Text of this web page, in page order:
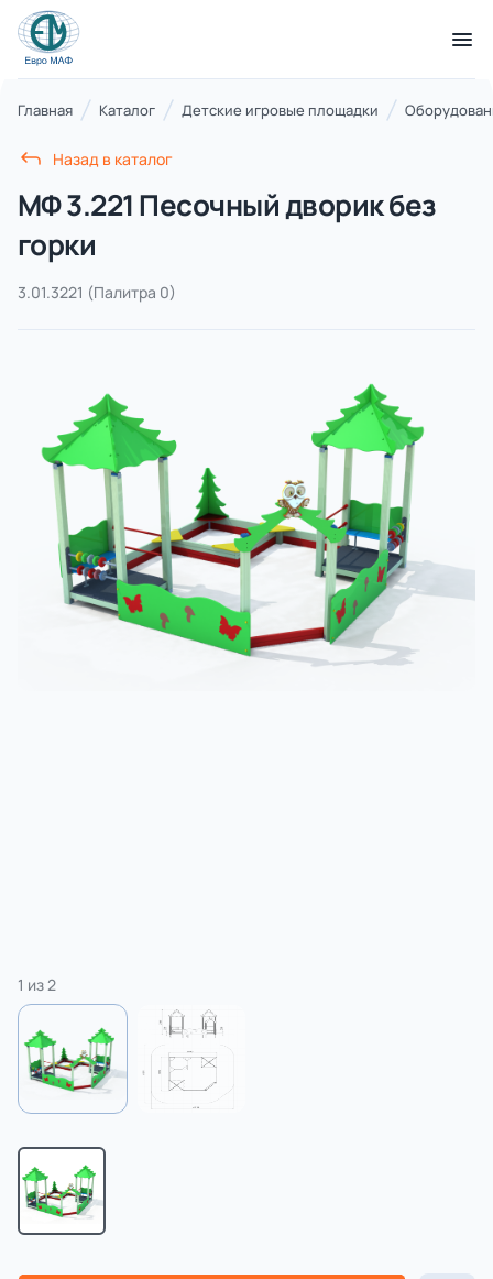
КАТАЛОГ ТОВАРОВ
21 категория
Благоустройство территорий
Детские игровые площадки
7 категорий
Комплексы для лазания
3 категории
Спорт
4 категории
Главная Каталог Детские игровые площадки
Назад в каталог
МФ 3.221 Песочный дворик без
горки
3.01.3221 (Палитра 0)
1 из2